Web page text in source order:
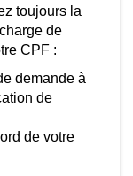
toujours la
de
CPF :
demande à
de
de votre
à